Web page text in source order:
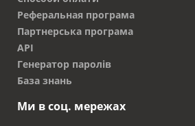
Реферальная програма
Партнерська програма
API
Генератор паролів
База знань
Ми в соц. мережах